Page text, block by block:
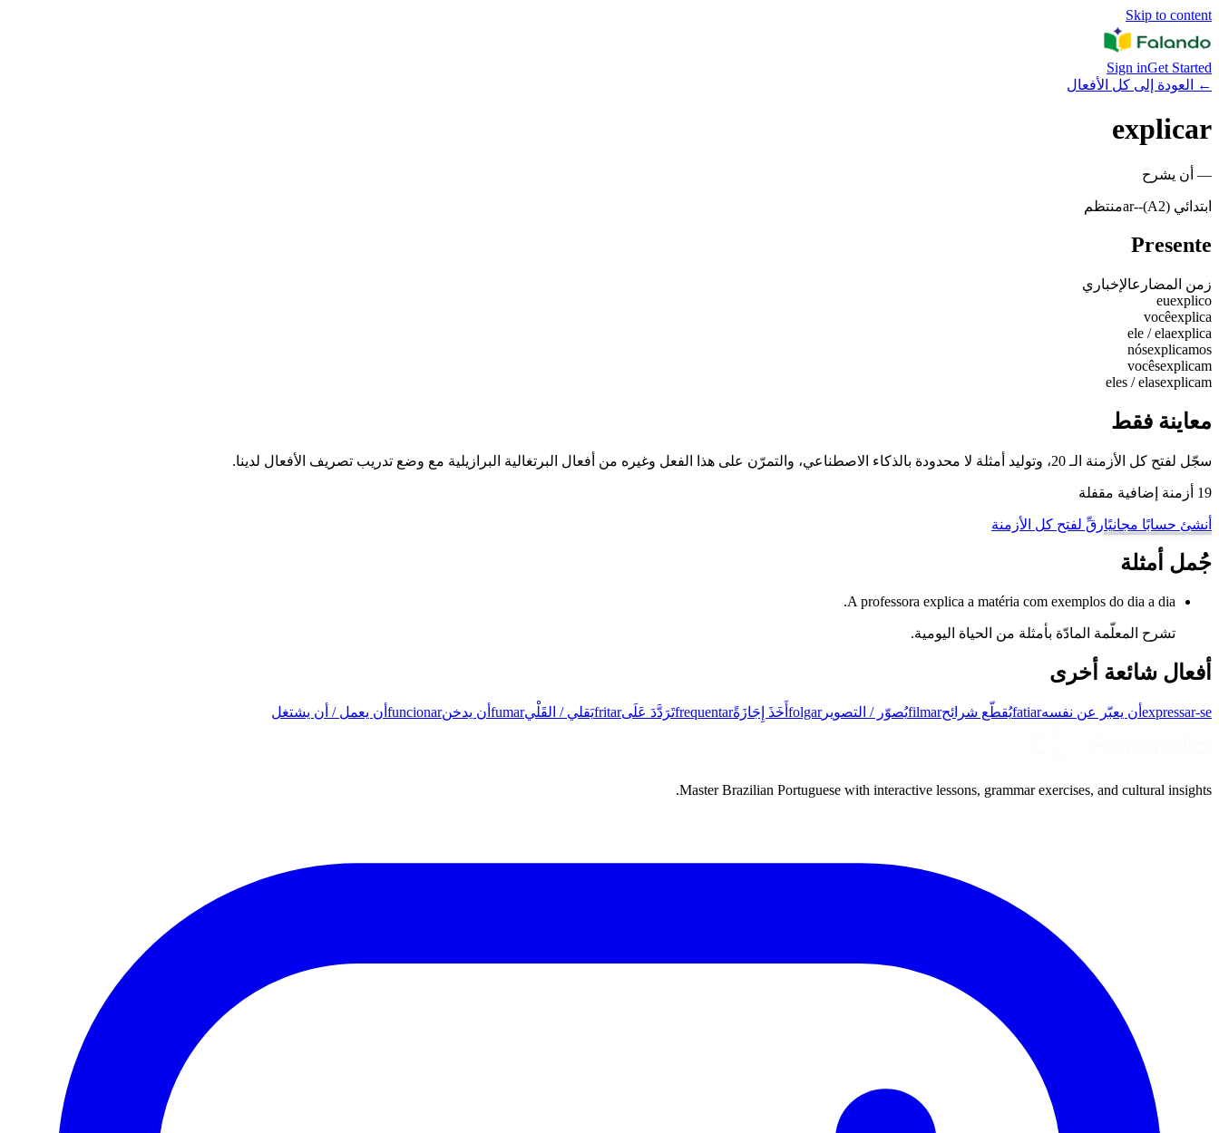
Skip to content
Sign inGet Started
←
العودة إلى كل الأفعال
explicar
— أن يشرح
ابتدائي (A2) -
-ar منتظم
Presente
زمن المضارعالإخباري
euexplico
vocêexplica
ele / elaexplica
nósexplicamos
vocêsexplicam
eles / elasexplicam
معاينة فقط
سجّل لفتح كل الأزمنة الـ 20، وتوليد أمثلة لا محدودة بالذكاء الاصطناعي، والتمرّن على هذا الفعل وغيره من أفعال البرتغالية البرازيلية مع وضع تدريب تصريف الأفعال لدينا.
19 أزمنة إضافية مقفلة
أنشئ حسابًا مجانيًارقِّ لفتح كل الأزمنة
جُمل أمثلة
A professora explica a matéria com exemplos do dia a dia.
تشرح المعلّمة المادّة بأمثلة من الحياة اليومية.
أفعال شائعة أخرى
expressar-se أن يعبّر عن نفسهfatiarيُقطّع شرائحfilmarيُصوّر / التصويرfolgar أَخَذَ إِجَازَةًfrequentarتَرَدَّدَ عَلَىfritarيَقلي / القَلْيfumar أن يدخنfuncionar أن يعمل / أن يشتغل
Master Brazilian Portuguese with interactive lessons, grammar exercises, and cultural insights.